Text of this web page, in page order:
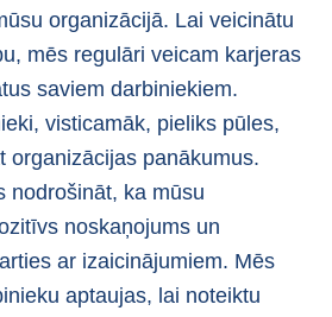
organizācijā. Lai veicinātu
mēs regulāri veicam karjeras
saviem darbiniekiem.
visticamāk, pieliks pūles,
organizācijas panākumus.
nodrošināt, ka mūsu
noskaņojums un
ar izaicinājumiem. Mēs
aptaujas, lai noteiktu